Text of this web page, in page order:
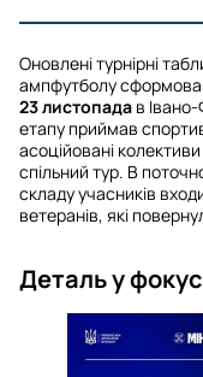
Оновлені турнірні
ампфутболу
23 листопада в
етапу приймав
асоційовані колективи
спільний тур. В
складу учасників
ветеранів, які
Деталь у